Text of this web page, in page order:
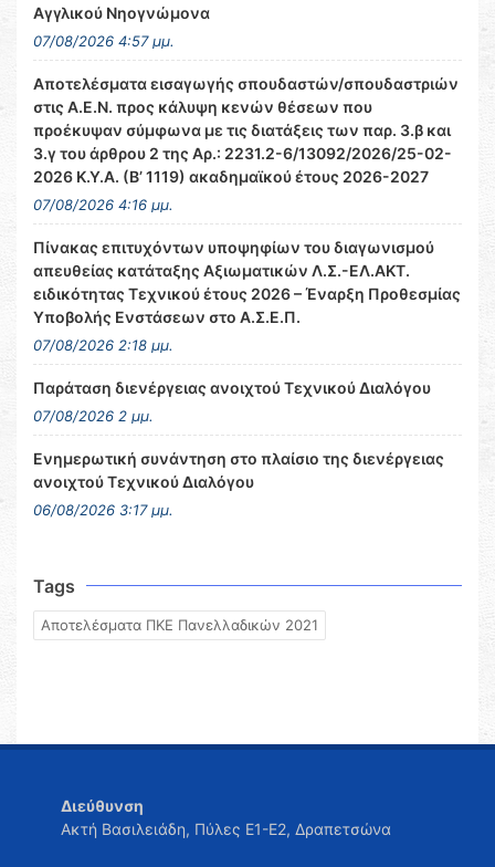
Αγγλικού Νηογνώμονα
07/08/2026 4:57 μμ.
Αποτελέσματα εισαγωγής σπουδαστών/σπουδαστριών
στις Α.Ε.Ν. προς κάλυψη κενών θέσεων που
προέκυψαν σύμφωνα με τις διατάξεις των παρ. 3.β και
3.γ του άρθρου 2 της Αρ.: 2231.2-6/13092/2026/25-02-
2026 Κ.Υ.Α. (Β’ 1119) ακαδημαϊκού έτους 2026-2027
07/08/2026 4:16 μμ.
Πίνακας επιτυχόντων υποψηφίων του διαγωνισμού
απευθείας κατάταξης Αξιωματικών Λ.Σ.-ΕΛ.ΑΚΤ.
ειδικότητας Τεχνικού έτους 2026 – Έναρξη Προθεσμίας
Υποβολής Ενστάσεων στο Α.Σ.Ε.Π.
07/08/2026 2:18 μμ.
Παράταση διενέργειας ανοιχτού Τεχνικού Διαλόγου
07/08/2026 2 μμ.
Ενημερωτική συνάντηση στο πλαίσιο της διενέργειας
ανοιχτού Τεχνικού Διαλόγου
06/08/2026 3:17 μμ.
Tags
Αποτελέσματα ΠΚΕ Πανελλαδικών 2021
Διεύθυνση
Ακτή Βασιλειάδη, Πύλες Ε1-Ε2, Δραπετσώνα